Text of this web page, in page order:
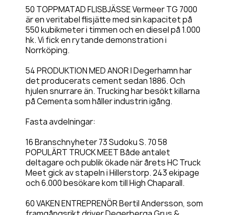
50 TOPPMATAD FLISBJÄSSE Vermeer TG 7000
är en veritabel flisjätte med sin kapacitet på
550 kubikmeter i timmen och en diesel på 1.000
hk. Vi fick en rytande demonstration i
Norrköping.
54 PRODUKTION MED ANOR I Degerhamn har
det producerats cement sedan 1886. Och
hjulen snurrare än. Trucking har besökt killarna
på Cementa som håller industrin igång.
Fasta avdelningar:
16 Branschnyheter 73 Sudoku S. 70 58
POPULÄRT TRUCK MEET Både antalet
deltagare och publik ökade när årets HC Truck
Meet gick av stapeln i Hillerstorp. 243 ekipage
och 6.000 besökare kom till High Chaparall.
60 VAKEN ENTREPRENÖR Bertil Andersson, som